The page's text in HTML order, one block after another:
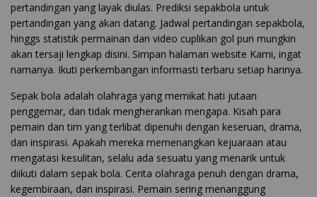
pertandingan yang layak diulas. Prediksi sepakbola untuk
pertandingan yang akan datang. Jadwal pertandingan sepakbola,
hinggs statistik permainan dan video cuplikan gol pun mungkin
akan tersaji lengkap disini. Simpan halaman website Kami, ingat
namanya. Ikuti perkembangan informasti terbaru setiap harinya.
Sepak bola adalah olahraga yang memikat hati jutaan
penggemar, dan tidak mengherankan mengapa. Kisah para
pemain dan tim yang terlibat dipenuhi dengan keseruan, drama,
dan inspirasi. Apakah mereka memenangkan kejuaraan atau
mengatasi kesulitan, selalu ada sesuatu yang menarik untuk
diikuti dalam sepak bola. Cerita olahraga penuh dengan drama,
kegembiraan, dan inspirasi. Pemain sering menanggung